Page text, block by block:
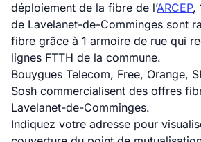
déploiement de la fibre de l’ARCEP,
de Lavelanet-de-Comminges sont
fibre grâce à 1 armoire de rue qui
lignes FTTH de la commune.
Bouygues Telecom, Free, Orange,
Sosh commercialisent des offres
Lavelanet-de-Comminges.
Indiquez votre adresse pour